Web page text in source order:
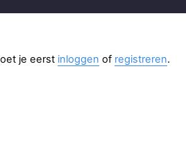
je eerst inloggen of registreren.